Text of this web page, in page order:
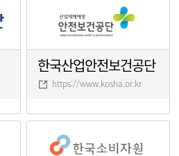
한국산업안전보건공단
https://www.kosha.or.kr